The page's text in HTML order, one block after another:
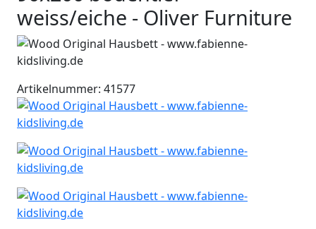
weiss/eiche - Oliver Furniture
Artikelnummer: 41577